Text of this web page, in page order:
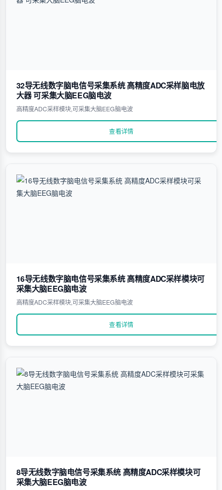
32导无线数字脑电信号采集系统 高精度ADC采样脑电放
大器 可采集大脑EEG脑电波
高精度ADC采样模块,可采集大脑EEG脑电波
查看详情
16导无线数字脑电信号采集系统 高精度ADC采样模块可
采集大脑EEG脑电波
高精度ADC采样模块,可采集大脑EEG脑电波
查看详情
8导无线数字脑电信号采集系统 高精度ADC采样模块可
采集大脑EEG脑电波